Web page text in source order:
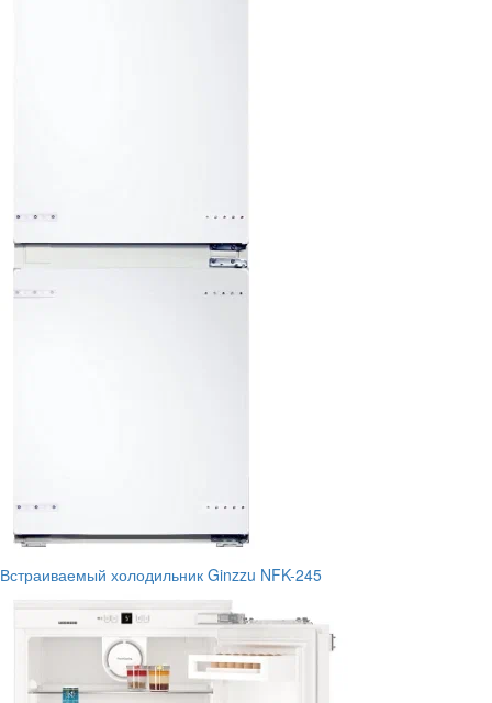
Встраиваемый холодильник Ginzzu NFK-245